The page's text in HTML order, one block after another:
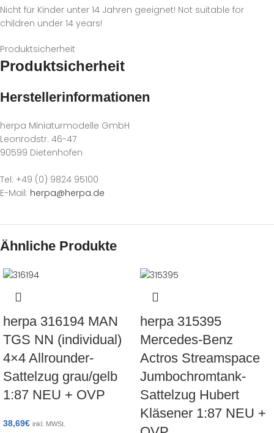
Nicht für Kinder unter 14 Jahren geeignet! Not suitable for
children under 14 years!
Produktsicherheit
Produktsicherheit
Herstellerinformationen
herpa Miniaturmodelle GmbH
Leonrodstr. 46-47
90599 Dietenhofen
Tel: +49 (0) 9824 95100
E-Mail: herpa@herpa.de
Ähnliche Produkte
herpa 316194 MAN
TGS NN (individual)
4×4 Allrounder-
Sattelzug grau/gelb
1:87 NEU + OVP
38,69€ inkl. MWSt.
herpa 315395
Mercedes-Benz
Actros Streamspace
Jumbochromtank-
Sattelzug Hubert
Kläsener 1:87 NEU +